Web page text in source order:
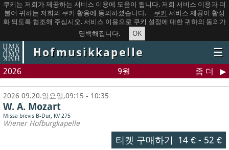
쿠키는 저희가 제공하는 서비스 이용에 도움이 됩니다. 저희 서비스 이용과 더
불어 귀하는 저희의 쿠키 활용에 동의하셨습니다.
쿠키 서비스 제공이 활성
화 되도록 협조해 주십시오. 서비스 이용으로 쿠키 설정에 대한 귀하의 동의가
명백해집니다.
OK
Hofmusikkapelle ☰
2026 9월 좀 더
2026 09.20.일요일,09:15 - 10:35
W. A. Mozart
Missa brevis B-Dur, KV 275
Wiener Hofburgkapelle
티켓 구매하기 14 €- 52 €